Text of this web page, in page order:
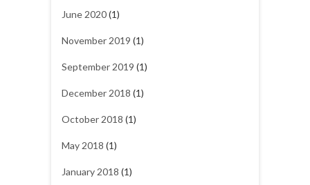
June 2020(1)
November 2019 (1)
September 2019 (1)
December 2018 (1)
October 2018 (1)
May 2018 (1)
January 2018 (1)